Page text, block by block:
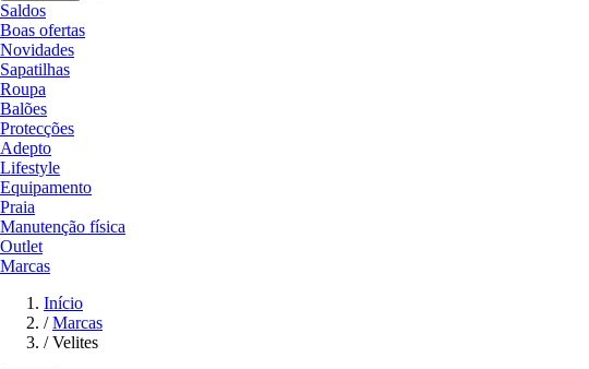
Saldos
Boas ofertas
Novidades
Sapatilhas
Roupa
Balões
Protecções
Adepto
Lifestyle
Equipamento
Praia
Manutenção física
Outlet
Marcas
Início
/ Marcas
/ Velites